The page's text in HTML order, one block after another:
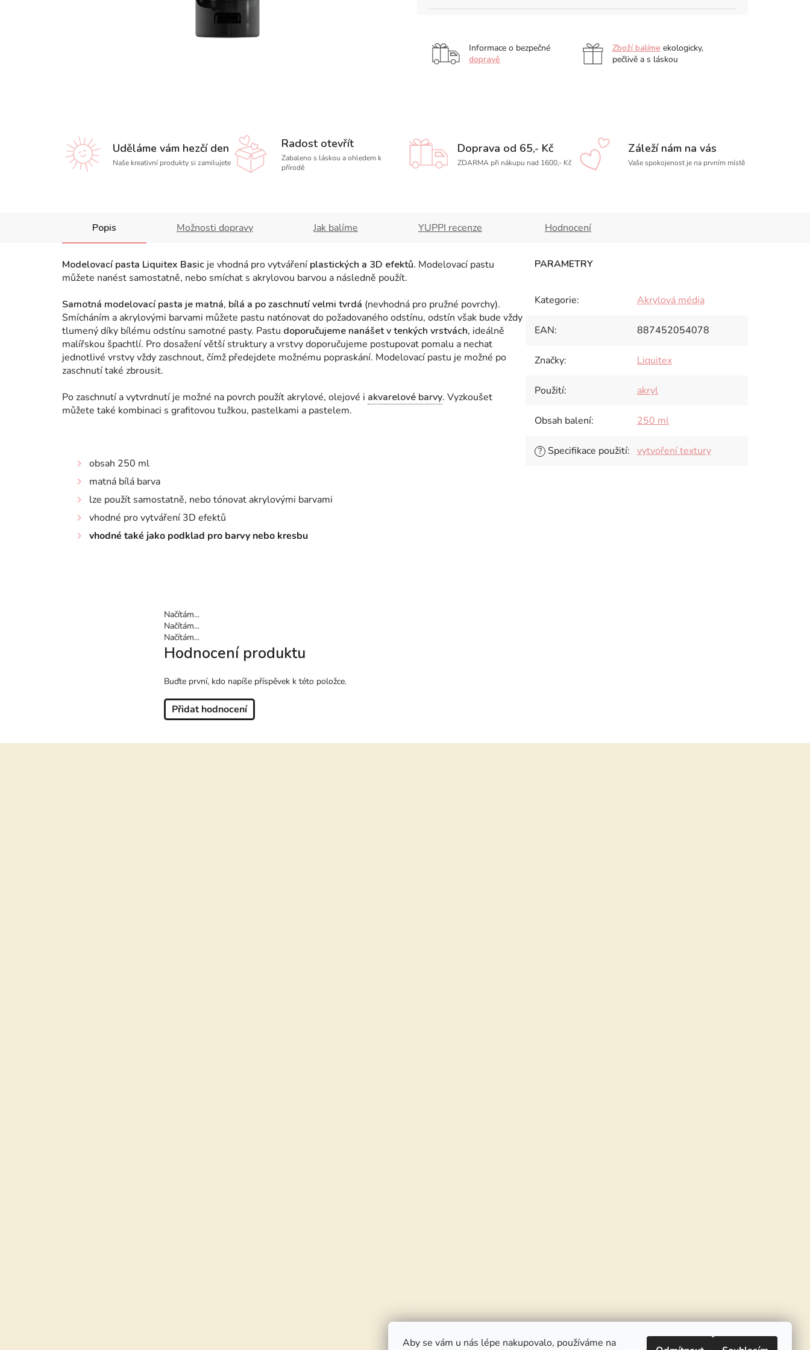
Aby se vám u nás lépe nakupovalo, používáme na
Informace o bezpečné
dopravě
Zboží balíme ekologicky,
pečlivě a s láskou
Uděláme vám hezčí den
Naše kreativní produkty si zamilujete
Radost otevřít
Zabaleno s láskou a ohledem k
přírodě
Doprava od 65,- Kč
ZDARMA při nákupu nad 1600,- Kč
Záleží nám na vás
Vaše spokojenost je na prvním místě
Popis Možnosti dopravy Jak balíme YUPPI recenze Hodnocení
Modelovací pasta Liquitex Basic je vhodná pro vytváření plastických a 3D efektů. Modelovací pastu
můžete nanést samostatně, nebo smíchat s akrylovou barvou a následně použít.
Samotná modelovací pasta je matná, bílá a po zaschnutí velmi tvrdá (nevhodná pro pružné povrchy).
Smícháním a akrylovými barvami můžete pastu natónovat do požadovaného odstínu, odstín však bude vždy
tlumený díky bílému odstínu samotné pasty. Pastu doporučujeme nanášet v tenkých vrstvách, ideálně
malířskou špachtlí. Pro dosažení větší struktury a vrstvy doporučujeme postupovat pomalu a nechat
jednotlivé vrstvy vždy zaschnout, čímž předejdete možnému popraskání. Modelovací pastu je možné po
zaschnutí také zbrousit.
Po zaschnutí a vytvrdnutí je možné na povrch použít akrylové, olejové i akvarelové barvy. Vyzkoušet
můžete také kombinaci s grafitovou tužkou, pastelkami a pastelem.
obsah 250 ml
matná bílá barva
lze použít samostatně, nebo tónovat akrylovými barvami
vhodné pro vytváření 3D efektů
vhodné také jako podklad pro barvy nebo kresbu
Kategorie: Akrylová média
EAN: 887452054078
Značky: Liquitex
Použití: akryl
Obsah balení: 250 ml
? Specifikace použití: vytvoření textury
Načítám...
Načítám...
Načítám...
Hodnocení produktu
Buďte první, kdo napíše příspěvek k této položce.
Přidat hodnocení